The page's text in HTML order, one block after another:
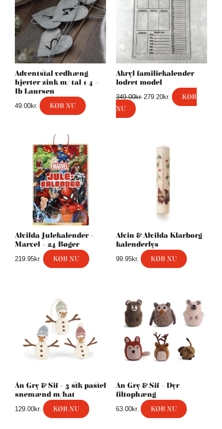
Adventstal vedhæng
hjerter zink m/ tal 1-4 –
Ib Laursen
49.00kr. KØB NU
Akryl familiekalender
lodret model
349.00kr.
349.00kr..
279.20kr.
279.20kr..
KØB
NU
Alvilda Julekalender –
Marvel – 24 Bøger
219.95kr. KØB NU
Alvin & Alvilda Klarborg
kalenderlys
99.95kr. KØB NU
Ãn Gry & Sif – 3 stk pastel
snemænd m/hat
129.00kr. KØB NU
Ãn Gry & Sif – Dyr
filtophæng
63.00kr. KØB NU